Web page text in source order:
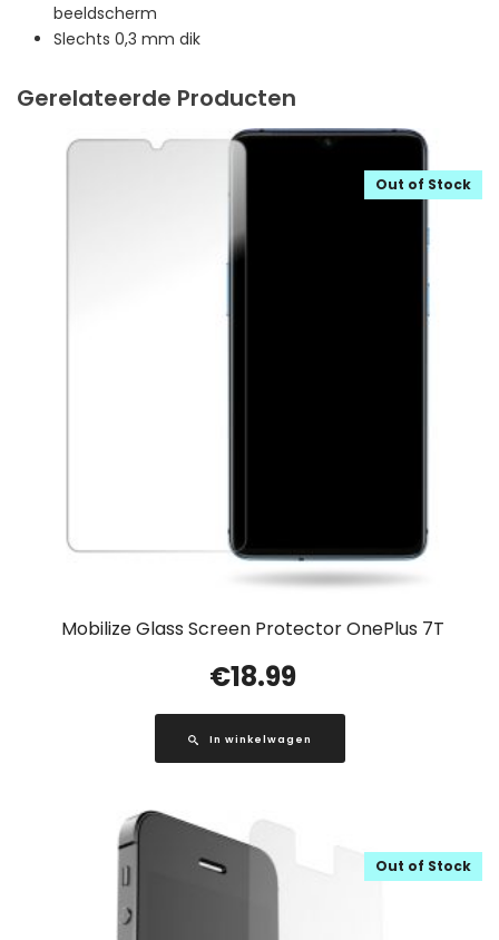
beeldscherm
Slechts 0,3 mm dik
Gerelateerde Producten
Mobilize Glass Screen Protector OnePlus 7T
Out of Stock
€18.99
In winkelwagen
Out of Stock